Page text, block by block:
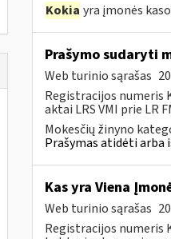
Kokia yra įmonės
Prašymo sudaryti
Web turinio sąrašas
Registracijos numeris
aktai LRS VMI prie LR
Mokesčių žinyno
Prašymas atidėti
Kas yra Viena
Web turinio sąrašas
Registracijos numeris